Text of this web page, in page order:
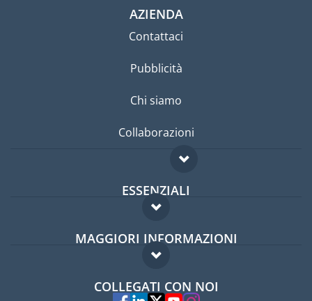
AZIENDA
Contattaci
Pubblicità
Chi siamo
Collaborazioni
ESSENZIALI
Forum per expat
Guida per expat
MAGGIORI INFORMAZIONI
Domande frequenti
Esperti
COLLEGATI CON NOI